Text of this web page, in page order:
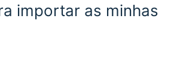
importar as minhas